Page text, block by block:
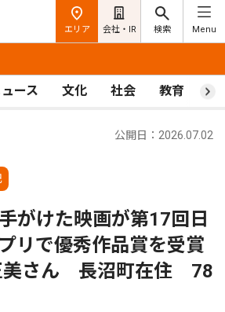
エリア 会社・IR 検索 Menu
ース 文化 社会 教育 ス
公開日：2026.07.02
がけた映画が第17回日
リで優秀作品賞を受賞
美さん 長沼町在住 78